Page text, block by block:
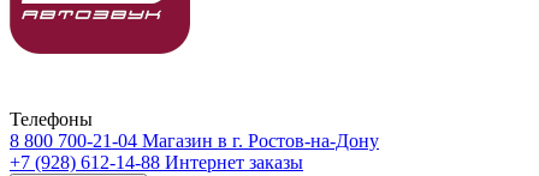
Телефоны
8 800 700-21-04 Магазин в г. Ростов-на-Дону
+7 (928) 612-14-88 Интернет заказы